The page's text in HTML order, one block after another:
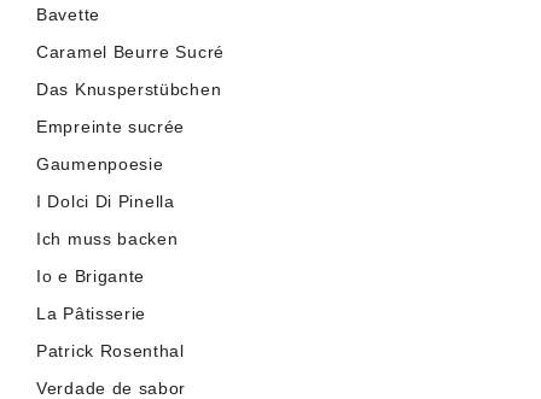
Bavette
Caramel Beurre Sucré
Das Knusperstübchen
Empreinte sucrée
Gaumenpoesie
I Dolci Di Pinella
Ich muss backen
Io e Brigante
La Pâtisserie
Patrick Rosenthal
Verdade de sabor